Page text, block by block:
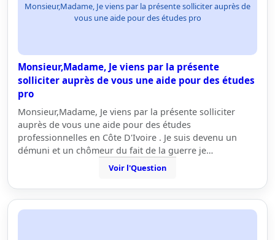
Monsieur,Madame, Je viens par la présente solliciter auprès de
vous une aide pour des études pro
Monsieur,Madame, Je viens par la présente
solliciter auprès de vous une aide pour des études
pro
Monsieur,Madame, Je viens par la présente solliciter
auprès de vous une aide pour des études
professionnelles en Côte D'Ivoire . Je suis devenu un
démuni et un chômeur du fait de la guerre je…
Voir l'Question